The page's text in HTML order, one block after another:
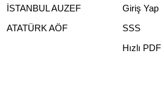
İSTANBUL AUZEF
ATATÜRK AÖF
Giriş Yap
SSS
Hızlı